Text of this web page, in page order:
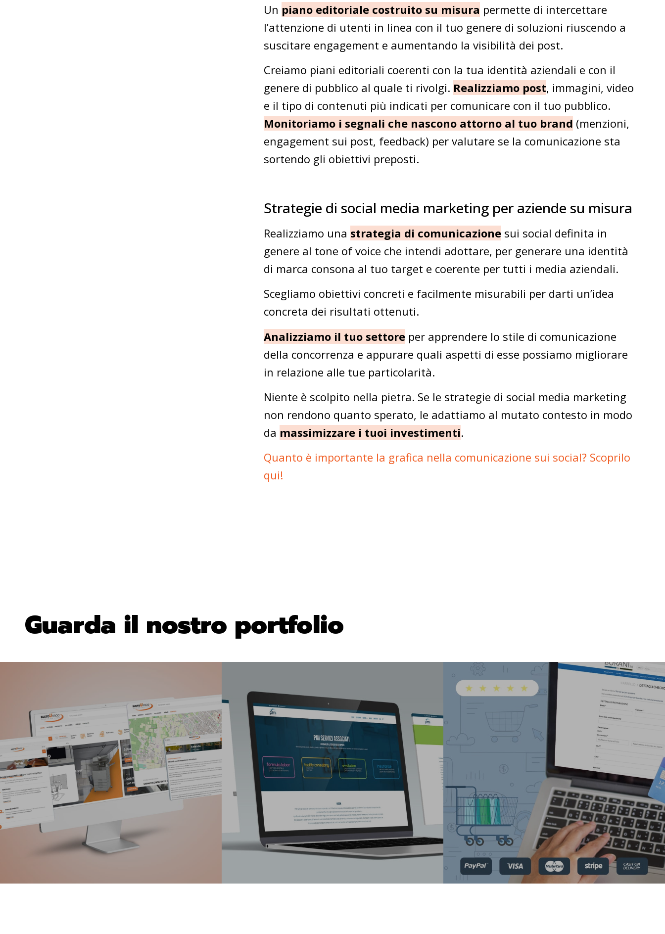
Un piano editoriale costruito su misura permette di intercettare
l’attenzione di utenti in linea con il tuo genere di soluzioni riuscendo a
suscitare engagement e aumentando la visibilità dei post.
Creiamo piani editoriali coerenti con la tua identità aziendali e con il
genere di pubblico al quale ti rivolgi. Realizziamo post, immagini, video
e il tipo di contenuti più indicati per comunicare con il tuo pubblico.
Monitoriamo i segnali che nascono attorno al tuo brand (menzioni,
engagement sui post, feedback) per valutare se la comunicazione sta
sortendo gli obiettivi preposti.
Strategie di social media marketing per aziende su misura
Realizziamo una strategia di comunicazionesui social definita in
genere al tone of voice che intendi adottare, per generare una identità
di marca consona al tuo target e coerente per tutti i media aziendali.
Scegliamo obiettivi concreti e facilmente misurabili per darti un’idea
concreta dei risultati ottenuti.
Analizziamo il tuo settoreper apprendere lo stile di comunicazione
della concorrenza e appurare quali aspetti di esse possiamo migliorare
in relazione alle tue particolarità.
Niente è scolpito nella pietra. Se le strategie di social media marketing
non rendono quanto sperato, le adattiamo al mutato contesto in modo
da massimizzare i tuoi investimenti.
Quanto è importante la grafica nella comunicazione sui social? Scoprilo
qui!
Guarda il nostro portfolio